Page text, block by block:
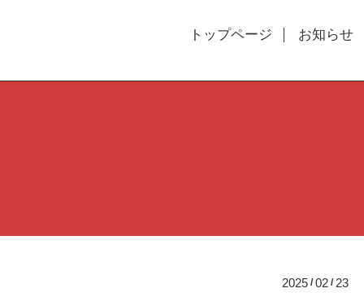
トップページ お知らせ
2025 /02 / 23